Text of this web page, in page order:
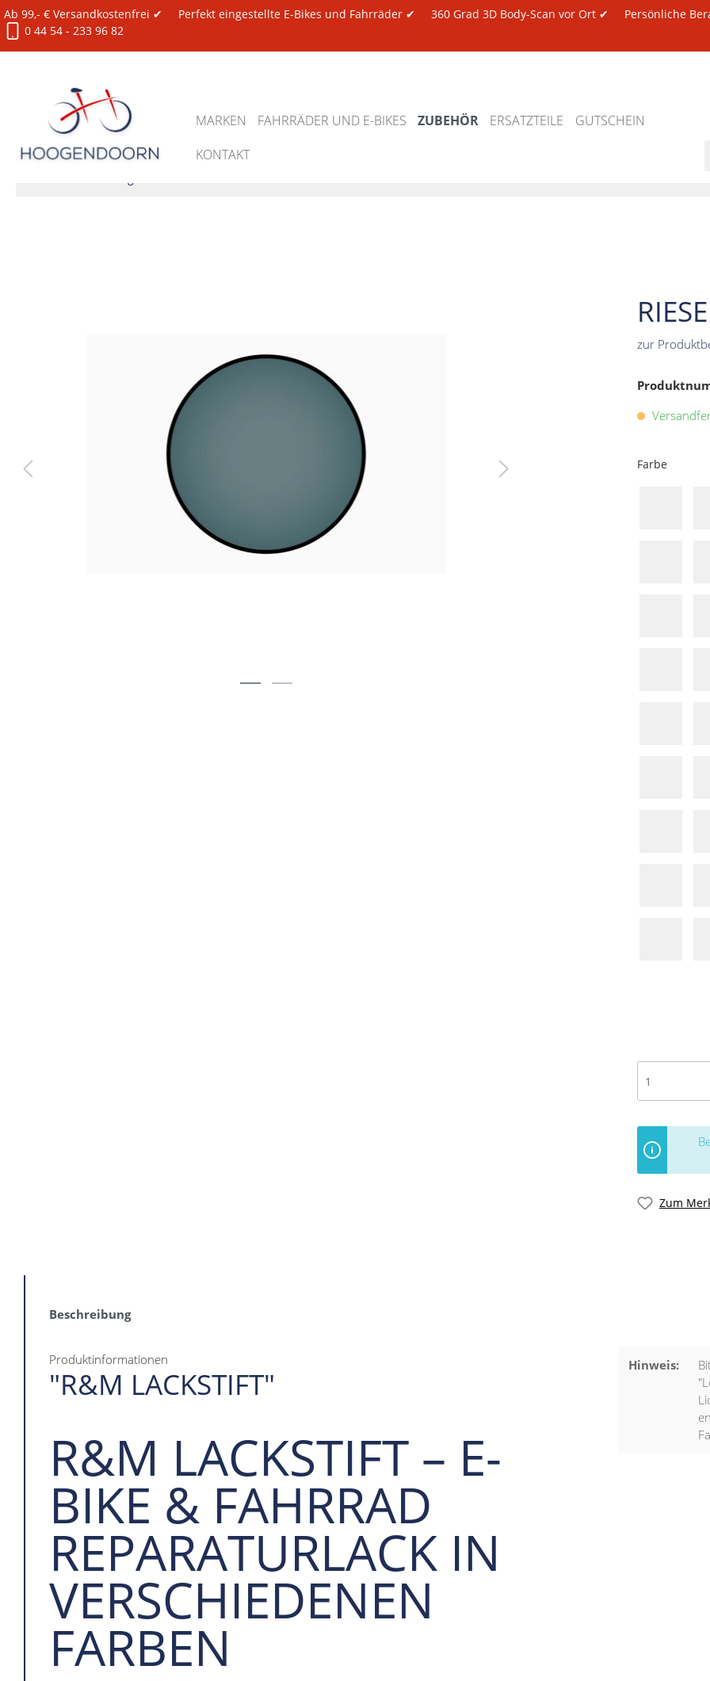
Ab 99,- € Versandkostenfrei ✔ Perfekt eingestellte E-Bikes und Fahrräder ✔ 360 Grad 3D Body-Scan vor Ort ✔ Persönliche
0 44 54 - 233 96 82
MARKEN FAHRRÄDER UND E-BIKES ZUBEHÖR ERSATZTEILE
GUTSCHEIN
KONTAKT
zur
Farbe
Zum
Beschreibung
Produktinformationen
"R&M LACKSTIFT"
R&M LACKSTIFT – E-
BIKE & FAHRRAD
REPARATURLACK IN
VERSCHIEDENEN
FARBEN
Hinweis: